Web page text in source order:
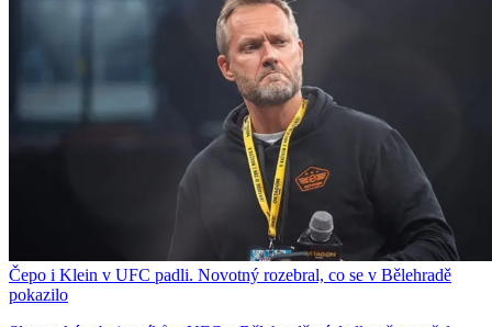
Čepo i Klein v UFC padli. Novotný rozebral, co se v Bělehradě
pokazilo